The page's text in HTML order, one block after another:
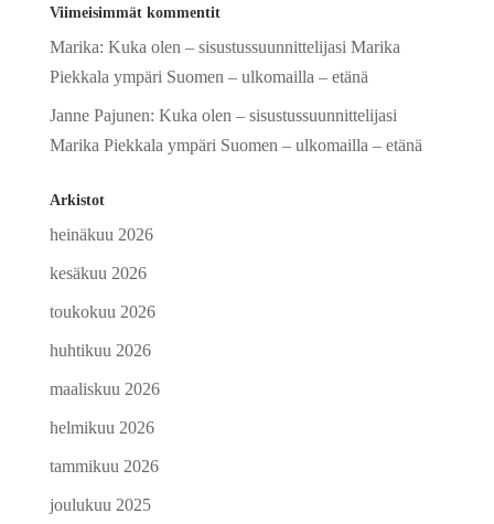
Viimeisimmät kommentit
Marika: Kuka olen – sisustussuunnittelijasi Marika
Piekkala ympäri Suomen – ulkomailla – etänä
Janne Pajunen: Kuka olen – sisustussuunnittelijasi
Marika Piekkala ympäri Suomen – ulkomailla – etänä
Arkistot
heinäkuu 2026
kesäkuu 2026
toukokuu 2026
huhtikuu 2026
maaliskuu 2026
helmikuu 2026
tammikuu 2026
joulukuu 2025